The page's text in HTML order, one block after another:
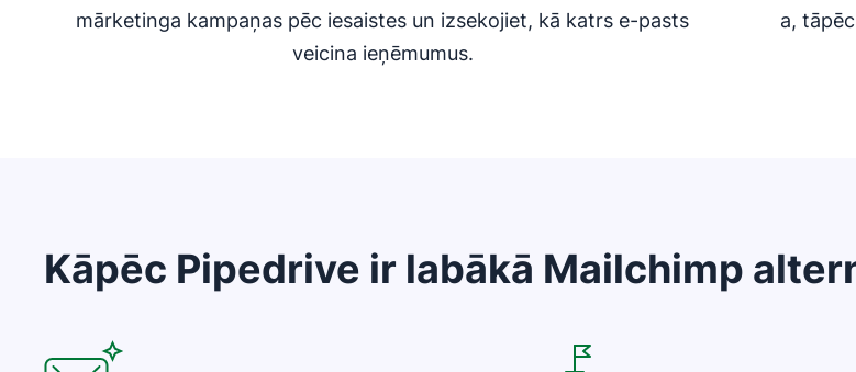
mārketinga kampaņas pēc iesaistes un izsekojiet, kā katrs e-pasts
veicina ieņēmumus.
a,
Kāpēc Pipedrive ir labākā Mailchimp